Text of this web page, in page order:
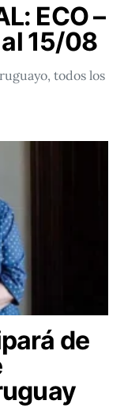
ECO –
15/08
todos los
de